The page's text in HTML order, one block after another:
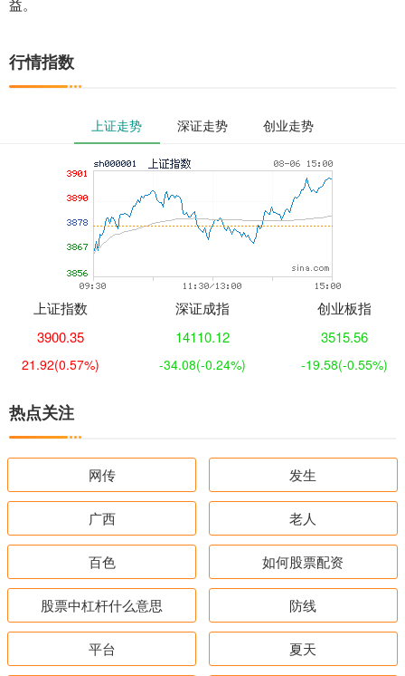
益。
行情指数
上证走势 深证走势 创业走势
上证指数
3900.35
21.92(0.57%)
深证成指
14110.12
-34.08(-0.24%)
创业板指
3515.56
-19.58(-0.55%)
热点关注
网传 发生
广西 老人
百色 如何股票配资
股票中杠杆什么意思 防线
平台 夏天